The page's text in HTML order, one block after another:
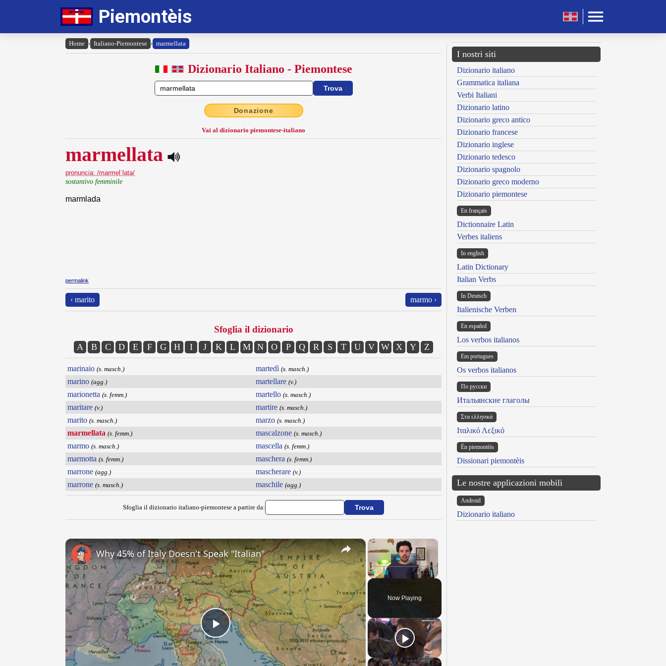
Piemontèis
Home › Italiano-Piemontese › marmellata
Dizionario Italiano - Piemontese
Donazione
Vai al dizionario piemontese-italiano
marmellata
pronuncia: /marmelˈlata/
sostantivo femminile
marmlada
permalink
‹ marito marmo ›
Sfoglia il dizionario
A B C D E F G H I J K L M N O P Q R S T U V W X Y Z
marinaio (s. masch.)
marino (agg.)
marionetta (s. femm.)
maritare (v.)
marito (s. masch.)
marmellata (s. femm.)
marmo (s. masch.)
marmotta (s. femm.)
marrone (agg.)
marrone (s. masch.)
martedì (s. masch.)
martellare (v.)
martello (s. masch.)
martire (s. masch.)
marzo (s. masch.)
mascalzone (s. masch.)
mascella (s. femm.)
maschera (s. femm.)
mascherare (v.)
maschile (agg.)
Sfoglia il dizionario italiano-piemontese a partire da:
×
Fullscreen
Now Playing
×
Play
Why 45% of Italy Doesn't Speak "Italian"
I nostri siti
Dizionario italiano
Grammatica italiana
Verbi Italiani
Dizionario latino
Dizionario greco antico
Dizionario francese
Dizionario inglese
Dizionario tedesco
Dizionario spagnolo
Dizionario greco moderno
Dizionario piemontese
En français
Dictionnaire Latin
Verbes italiens
In english
Latin Dictionary
Italian Verbs
In Deutsch
Italienische Verben
En español
Los verbos italianos
Em portugues
Os verbos italianos
По русски
Итальянские глаголы
Στα ελληνικά
Ιταλικό Λεξικό
Ën piemontèis
Dissionari piemontèis
Le nostre applicazioni mobili
Android
Dizionario italiano